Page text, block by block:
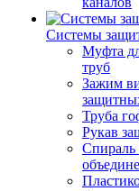
Системы
Муфта
труб
Зажим
Труба
Рукав
Спираль